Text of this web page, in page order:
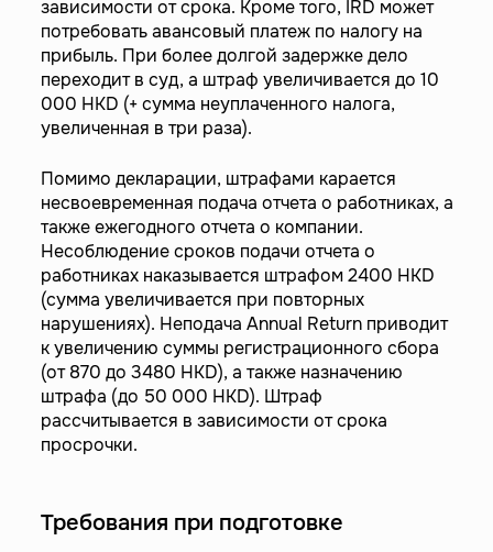
зависимости от срока. Кроме того, IRD может
потребовать авансовый платеж по налогу на
прибыль. При более долгой задержке дело
переходит в суд, а штраф увеличивается до 10
000 HKD (+ сумма неуплаченного налога,
увеличенная в три раза).
Помимо декларации, штрафами карается
несвоевременная подача отчета о работниках, а
также ежегодного отчета о компании.
Несоблюдение сроков подачи отчета о
работниках наказывается штрафом 2400 HKD
(сумма увеличивается при повторных
нарушениях). Неподача Annual Return приводит
к увеличению суммы регистрационного сбора
(от 870 до 3480 HKD), а также назначению
штрафа (до 50 000 HKD). Штраф
рассчитывается в зависимости от срока
просрочки.
Требования при подготовке